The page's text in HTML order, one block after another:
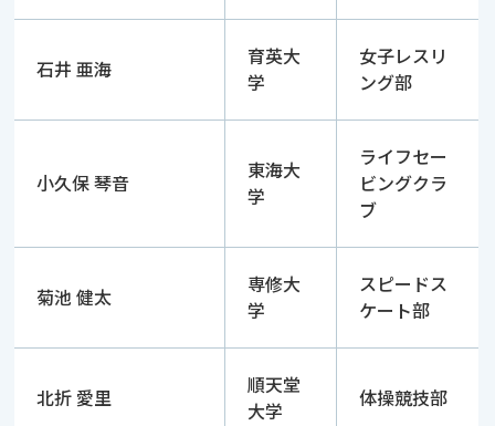
石井 亜海
育英大
学
女子レスリ
ング部
小久保 琴音
東海大
学
ライフセー
ビングクラ
ブ
菊池 健太
専修大
学
スピードス
ケート部
北折 愛里
順天堂
大学
体操競技部